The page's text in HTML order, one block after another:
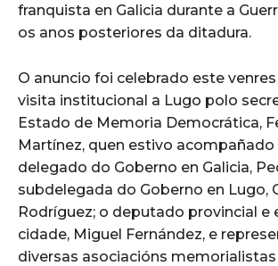
franquista en Galicia durante a
os anos posteriores da ditadura.
O anuncio foi celebrado este
visita institucional a Lugo polo
Estado de Memoria Democrática,
Martínez, quen estivo acompañado
delegado do Goberno en Galicia,
subdelegada do Goberno en Lugo,
Rodríguez; o deputado provincial e
cidade, Miguel Fernández, e
diversas asociacións